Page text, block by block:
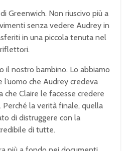
Greenwich. Non riuscivo più a
senza vedere Audrey in
in una piccola tenuta nel
il nostro bambino. Lo abbiamo
l’uomo che Audrey credeva
che Claire le facesse credere
Perché la verità finale, quella
di distruggere con la
di tutte.